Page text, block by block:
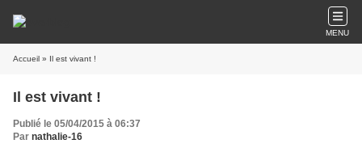
MENU
Accueil » Il est vivant !
Il est vivant !
Publié le 05/04/2015 à 06:37
Par nathalie-16